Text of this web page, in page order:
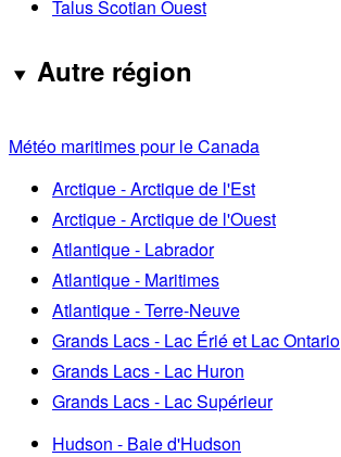
Talus Scotian Ouest
Autre région
Météo maritimes pour le Canada
Arctique - Arctique de l'Est
Arctique - Arctique de l'Ouest
Atlantique - Labrador
Atlantique - Maritimes
Atlantique - Terre-Neuve
Grands Lacs - Lac Érié et Lac Ontario
Grands Lacs - Lac Huron
Grands Lacs - Lac Supérieur
Hudson - Baie d'Hudson